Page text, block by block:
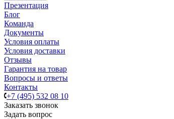
Презентация
Блог
Команда
Документы
Условия оплаты
Условия доставки
Отзывы
Гарантия на товар
Вопросы и ответы
Контакты
+7 (495) 532 08 10
Заказать звонок
Задать вопрос